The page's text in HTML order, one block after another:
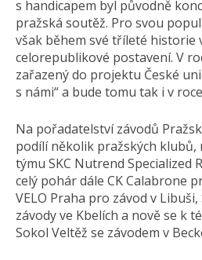
s handicapem byl původně
pražská soutěž. Pro svou
však během své tříleté historie
celorepublikové postavení. V
zařazený do projektu České
s námi“ a bude tomu tak i v
Na pořadatelství závodů
podílí několik pražských klubů,
týmu SKC Nutrend Specialized
celý pohár dále CK Calabrone
VELO Praha pro závod v
závody ve Kbelích a nově se k
Sokol Veltěž se závodem v